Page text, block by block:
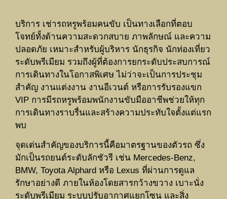
บริการ เช่ารถหรูพร้อมคนขับ เป็นทางเลือกที่ตอบ
โจทย์ทั้งด้านความสะดวกสบาย ภาพลักษณ์ และความ
ปลอดภัย เหมาะสำหรับผู้บริหาร นักธุรกิจ นักท่องเที่ยว
ระดับพรีเมียม รวมถึงผู้ที่ต้องการยกระดับประสบการณ์
การเดินทางในโอกาสพิเศษ ไม่ว่าจะเป็นการประชุม
สำคัญ งานแต่งงาน งานอีเวนต์ หรือการรับรองแขก
VIP การมีรถหรูพร้อมพนักงานขับมืออาชีพช่วยให้ทุก
การเดินทางราบรื่นและสร้างความประทับใจตั้งแต่แรก
พบ
จุดเด่นสำคัญของบริการนี้คือมาตรฐานของตัวรถ ซึ่ง
มักเป็นรถยนต์ระดับลักชัวรี เช่น Mercedes-Benz,
BMW, Toyota Alphard หรือ Lexus ที่ผ่านการดูแล
รักษาอย่างดี ภายในห้องโดยสารกว้างขวาง เบาะนั่ง
ระดับพรีเมียม ระบบปรับอากาศแยกโซน และสิ่ง